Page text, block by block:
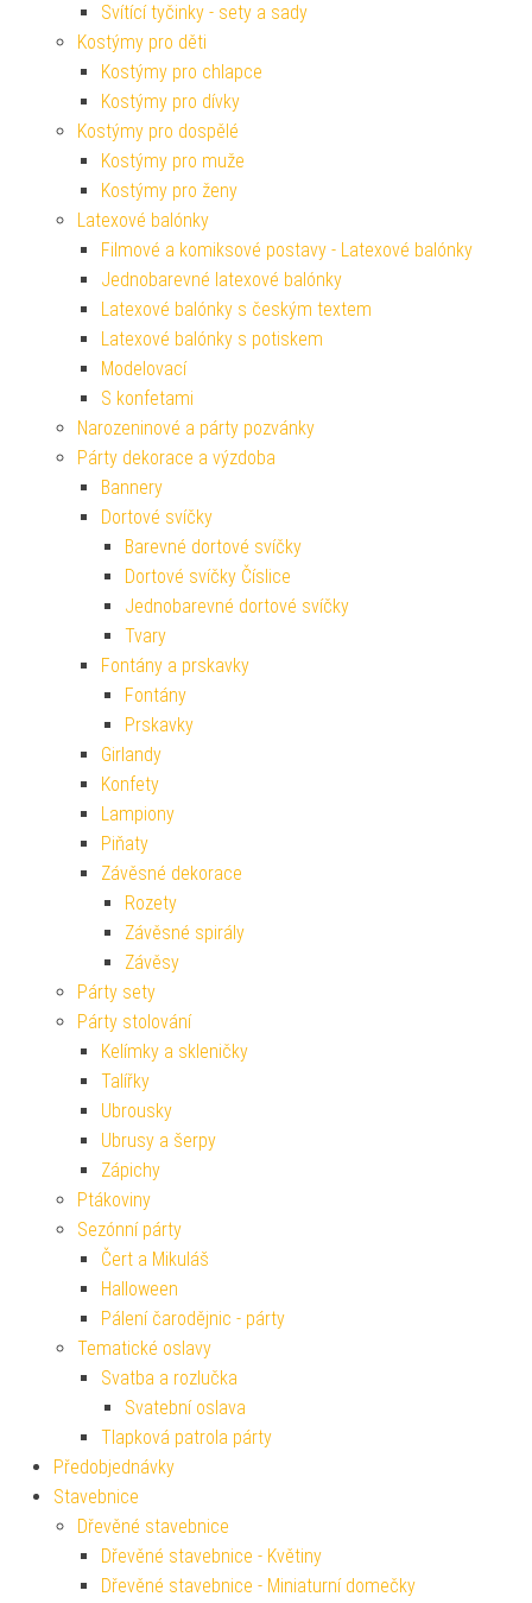
Svítící tyčinky - sety a sady
Kostýmy pro děti
Kostýmy pro chlapce
Kostýmy pro dívky
Kostýmy pro dospělé
Kostýmy pro muže
Kostýmy pro ženy
Latexové balónky
Filmové a komiksové postavy - Latexové balónky
Jednobarevné latexové balónky
Latexové balónky s českým textem
Latexové balónky s potiskem
Modelovací
S konfetami
Narozeninové a párty pozvánky
Párty dekorace a výzdoba
Bannery
Dortové svíčky
Barevné dortové svíčky
Dortové svíčky Číslice
Jednobarevné dortové svíčky
Tvary
Fontány a prskavky
Fontány
Prskavky
Girlandy
Konfety
Lampiony
Piňaty
Závěsné dekorace
Rozety
Závěsné spirály
Závěsy
Párty sety
Párty stolování
Kelímky a skleničky
Talířky
Ubrousky
Ubrusy a šerpy
Zápichy
Ptákoviny
Sezónní párty
Čert a Mikuláš
Halloween
Pálení čarodějnic - párty
Tematické oslavy
Svatba a rozlučka
Svatební oslava
Tlapková patrola párty
Předobjednávky
Stavebnice
Dřevěné stavebnice
Dřevěné stavebnice - Květiny
Dřevěné stavebnice - Miniaturní domečky